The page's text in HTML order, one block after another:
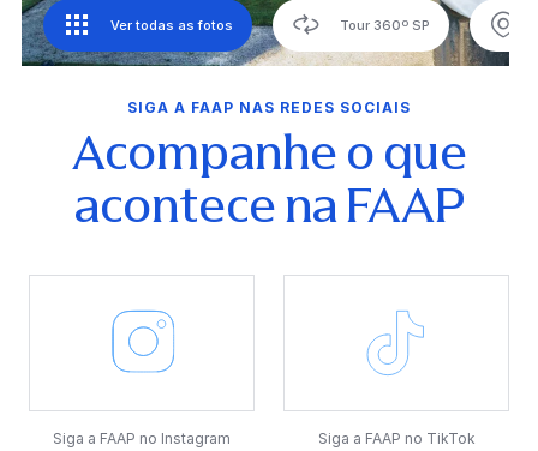
Ver todas as fotos Tour 360º SP
SIGA A FAAP NAS REDES SOCIAIS
Acompanhe o que
acontece na FAAP
Siga a FAAP no Instagram Siga a FAAP no TikTok